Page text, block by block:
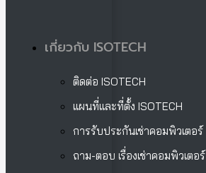
เกี่ยวกับ ISOTECH
ติดต่อ ISOTECH
แผนที่และที่ตั้ง ISOTECH
การรับประกันเช่าคอมพิวเตอร์
ถาม-ตอบ เรื่องเช่าคอมพิวเตอร์